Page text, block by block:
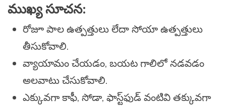
ముఖ్య సూచన:
రోజూ పాల ఉత్పత్తులు లేదా సోయా ఉత్పత్తులు
తీసుకోవాలి.
వ్యాయామం చేయడం, బయట గాలిలో నడవడం
అలవాటు చేసుకోవాలి.
ఎక్కువగా కాఫీ, సోడా, ఫాస్ట్‌ఫుడ్ వంటివి తక్కువగా